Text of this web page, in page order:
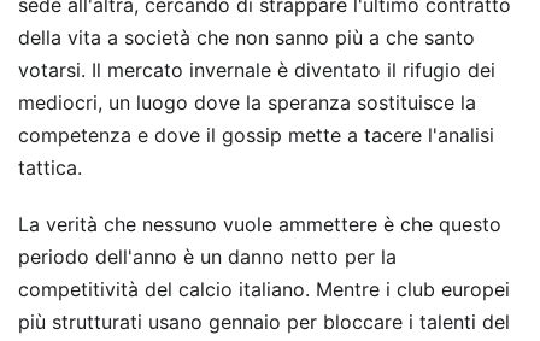
sede all'altra, cercando di strappare l'ultimo contratto
della vita a società che non sanno più a che santo
votarsi. Il mercato invernale è diventato il rifugio dei
mediocri, un luogo dove la speranza sostituisce la
competenza e dove il gossip mette a tacere l'analisi
tattica.
La verità che nessuno vuole ammettere è che questo
periodo dell'anno è un danno netto per la
competitività del calcio italiano. Mentre i club europei
più strutturati usano gennaio per bloccare i talenti del